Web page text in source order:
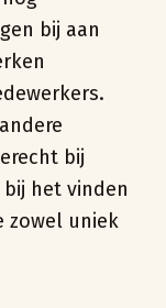
bij aan
bij
bij het vinden
zowel uniek